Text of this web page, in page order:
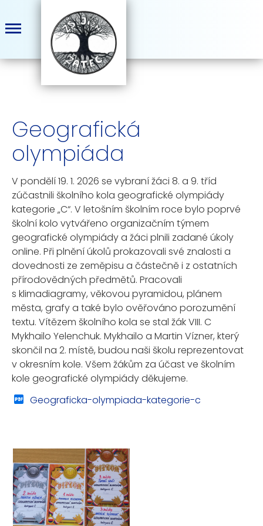
Geografická
olympiáda
V pondělí 19. 1. 2026 se vybraní žáci 8. a 9. tříd
zúčastnili školního kola geografické olympiády
kategorie „C“. V letošním školním roce bylo poprvé
školní kolo vytvářeno organizačním týmem
geografické olympiády a žáci plnili zadané úkoly
online. Při plnění úkolů prokazovali své znalosti a
dovednosti ze zeměpisu a částečně i z ostatních
přírodovědných předmětů. Pracovali
s klimadiagramy, věkovou pyramidou, plánem
města, grafy a také bylo ověřováno porozumění
textu. Vítězem školního kola se stal žák VIII. C
Mykhailo Yelenchuk. Mykhailo a Martin Vízner, který
skončil na 2. místě, budou naši školu reprezentovat
v okresním kole. Všem žákům za účast ve školním
kole geografické olympiády děkujeme.
Geograficka-olympiada-kategorie-c